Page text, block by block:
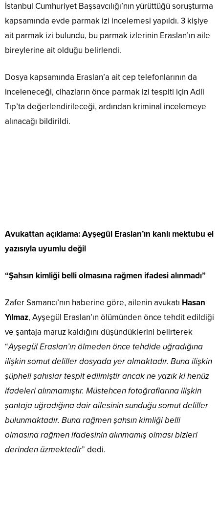
İstanbul Cumhuriyet Başsavcılığı’nın yürüttüğü soruşturma
kapsamında evde parmak izi incelemesi yapıldı. 3 kişiye
ait parmak izi bulundu, bu parmak izlerinin Eraslan’ın aile
bireylerine ait olduğu belirlendi.
Dosya kapsamında Eraslan’a ait cep telefonlarının da
inceleneceği, cihazların önce parmak izi tespiti için Adli
Tıp’ta değerlendirileceği, ardından kriminal incelemeye
alınacağı bildirildi.
Avukattan açıklama: Ayşegül Eraslan’ın kanlı mektubu el
yazısıyla uyumlu değil
“Şahsın kimliği belli olmasına rağmen ifadesi alınmadı”
Zafer Samancı’nın haberine göre, ailenin avukatı Hasan
Yılmaz, Ayşegül Eraslan’ın ölümünden önce tehdit edildiği
ve şantaja maruz kaldığını düşündüklerini belirterek
“Ayşegül Eraslan’ın ölmeden önce tehdide uğradığına
ilişkin somut deliller dosyada yer almaktadır. Buna ilişkin
şüpheli şahıslar tespit edilmiştir ancak ne yazık ki henüz
ifadeleri alınmamıştır. Müstehcen fotoğraflarına ilişkin
şantaja uğradığına dair ailesinin sunduğu somut deliller
bulunmaktadır. Buna rağmen şahsın kimliği belli
olmasına rağmen ifadesinin alınmamış olması bizleri
derinden üzmektedir” dedi.